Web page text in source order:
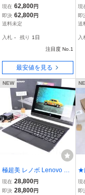
720 2in1コンバーチブル
12.5高解像度FHDタッチ/
Corei3-2.40GHz/MEM4G
B/Win11/Office2021Pro
現在 62,800円
即決 62,800円
送料未定
入札 - 残り 1日
注目度 No.1
最安値を見る
レ
z/
現
即
送
入
NEW
極超美 レノボ Lenovo YO
GA TABLET デタッチャブ
ル高解像度10.1WUXGA(1
現在 28,800円
即決 28,800円
★
現
即